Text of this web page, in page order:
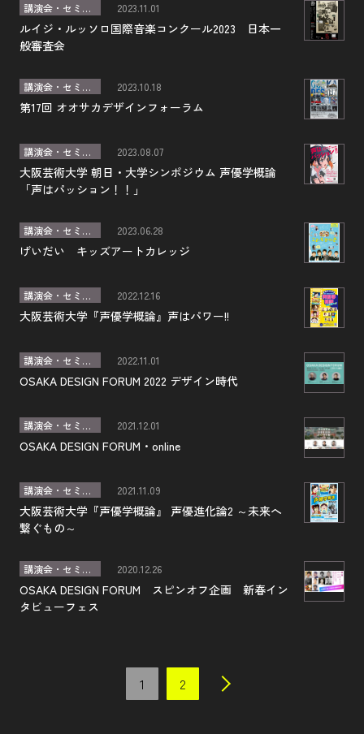
講演会・セミナー 2023.11.01
ルイジ・ルッソロ国際音楽コンクール2023 日本一
般審査会
講演会・セミナー 2023.10.18
第17回 オオサカデザインフォーラム
講演会・セミナー 2023.08.07
大阪芸術大学 朝日・大学シンポジウム 声優学概論
「声はパッション！！」
講演会・セミナー 2023.06.28
げいだい キッズアートカレッジ
講演会・セミナー 2022.12.16
大阪芸術大学『声優学概論』声はパワー!!
講演会・セミナー 2022.11.01
OSAKA DESIGN FORUM 2022 デザイン時代
講演会・セミナー 2021.12.01
OSAKA DESIGN FORUM・online
講演会・セミナー 2021.11.09
大阪芸術大学『声優学概論』 声優進化論2 ～未来へ
繋ぐもの～
講演会・セミナー 2020.12.26
OSAKA DESIGN FORUM スピンオフ企画 新春イン
タビューフェス
1 2